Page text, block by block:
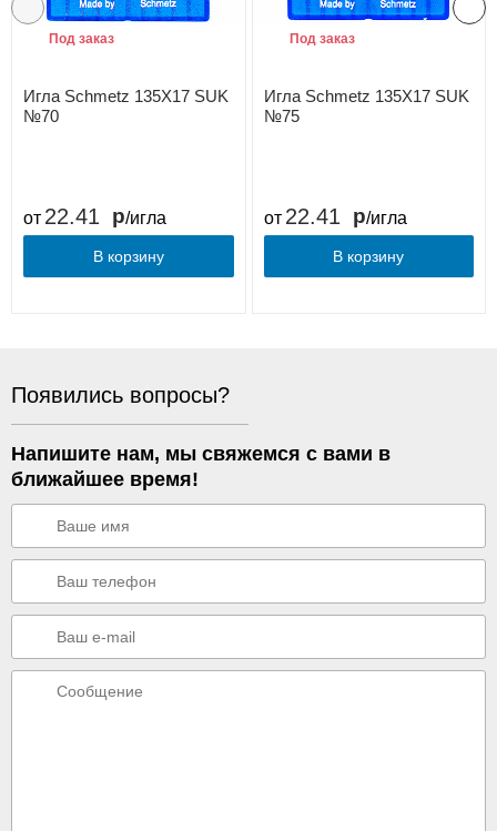
Игла Schmetz 135X17 SUK
№70
Под заказ
от 22.41 /игла
В корзину
Игла Schmetz 135X17 SUK
№75
Под заказ
от 22.41 /игла
В корзину
Появились вопросы?
Напишите нам, мы свяжемся с вами в
ближайшее время!